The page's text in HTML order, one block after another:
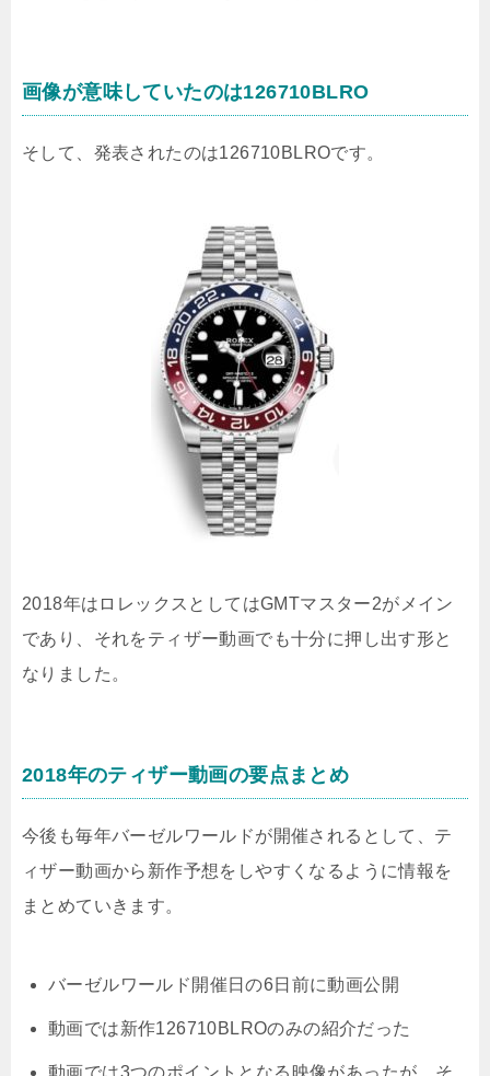
画像が意味していたのは126710BLRO
そして、発表されたのは126710BLROです。
2018年はロレックスとしてはGMTマスター2がメイン
であり、それをティザー動画でも十分に押し出す形と
なりました。
2018年のティザー動画の要点まとめ
今後も毎年バーゼルワールドが開催されるとして、テ
ィザー動画から新作予想をしやすくなるように情報を
まとめていきます。
バーゼルワールド開催日の6日前に動画公開
動画では新作126710BLROのみの紹介だった
動画では3つのポイントとなる映像があったが、そ